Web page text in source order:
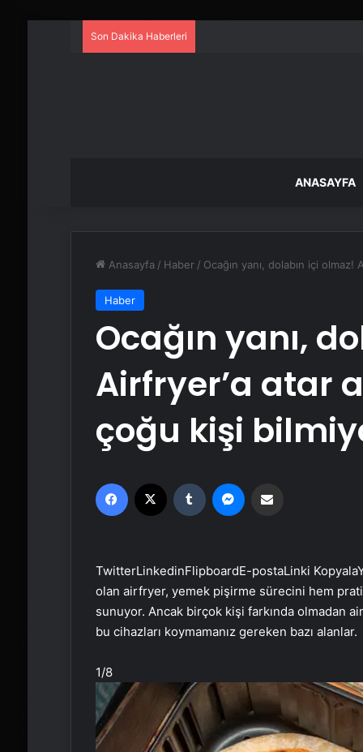
Son Dakika Haberleri
ANASAYFA
Anasayfa / Haber / Ocağın yanı, dolabın içi
Haber
Ocağın yanı,
Airfryer’a atar
çoğu kişi
Facebook Tumblr
TwitterLinkedinFlipboardE-postaLinki Kopyala
olan airfryer, yemek pişirme sürecini hem
sunuyor. Ancak birçok kişi farkında olmadan
bu cihazları koymamanız gereken bazı alanlar.
1/8